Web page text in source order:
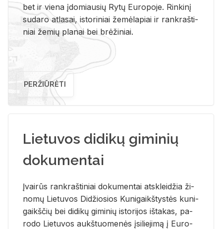
bet ir vie­na įdo­miau­sių Rytų Eu­ro­po­je. Rin­ki­nį
su­da­ro at­la­sai, is­to­ri­niai že­mė­la­piai ir rank­raš­ti­
niai že­mių pla­nai bei brė­ži­niai.
PERŽIŪRĖTI
Lietuvos didikų giminių
dokumentai
Įvai­rūs rank­raš­ti­niai do­ku­men­tai at­sklei­džia ži­
no­mų Lie­tu­vos Di­džio­sios Ku­ni­gaikš­tys­tės ku­ni­
gaikš­čių bei di­di­kų gi­mi­nių is­to­ri­jos iš­ta­kas, pa­
ro­do Lie­tu­vos aukš­tuo­me­nės įsi­lie­ji­mą į Eu­ro­